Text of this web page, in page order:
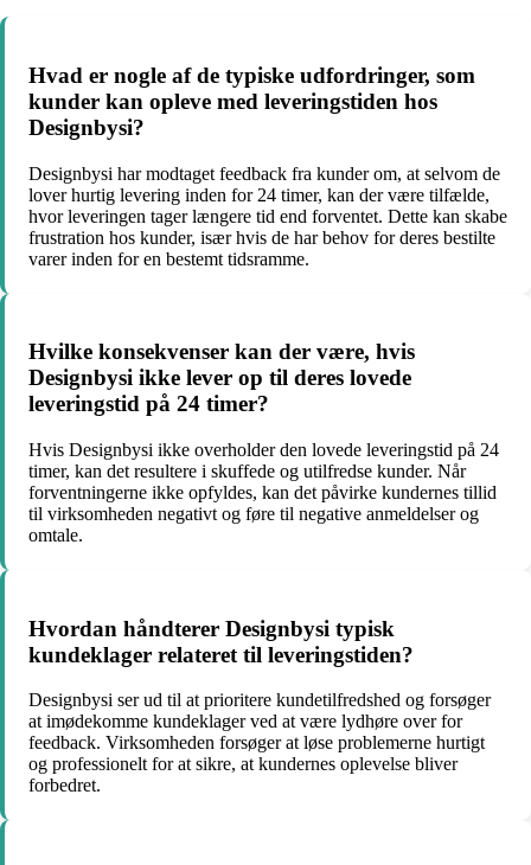
Hvad er nogle af de typiske udfordringer, som
kunder kan opleve med leveringstiden hos
Designbysi?
Designbysi har modtaget feedback fra kunder om, at selvom de
lover hurtig levering inden for 24 timer, kan der være tilfælde,
hvor leveringen tager længere tid end forventet. Dette kan skabe
frustration hos kunder, især hvis de har behov for deres bestilte
varer inden for en bestemt tidsramme.
Hvilke konsekvenser kan der være, hvis
Designbysi ikke lever op til deres lovede
leveringstid på 24 timer?
Hvis Designbysi ikke overholder den lovede leveringstid på 24
timer, kan det resultere i skuffede og utilfredse kunder. Når
forventningerne ikke opfyldes, kan det påvirke kundernes tillid
til virksomheden negativt og føre til negative anmeldelser og
omtale.
Hvordan håndterer Designbysi typisk
kundeklager relateret til leveringstiden?
Designbysi ser ud til at prioritere kundetilfredshed og forsøger
at imødekomme kundeklager ved at være lydhøre over for
feedback. Virksomheden forsøger at løse problemerne hurtigt
og professionelt for at sikre, at kundernes oplevelse bliver
forbedret.